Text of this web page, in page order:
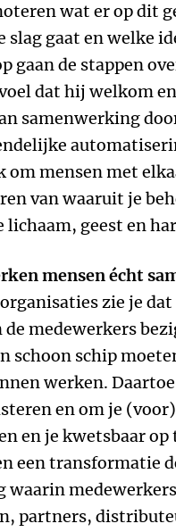
wat er op dit
slag gaat en welke
gaan de stappen
dat hij welkom
samenwerking
om mensen met
van waaruit je
lichaam, geest en
mensen écht
zie je
medewerkers
schoon schip
werken.
en om je
en je kwetsbaar
een transformatie
partners,